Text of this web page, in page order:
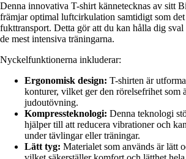
Denna innovativa T-shirt kännetecknas av sitt
främjar optimal luftcirkulation samtidigt som
fukttransport. Detta gör att du kan hålla dig
de mest intensiva träningarna.
Nyckelfunktionerna inkluderar:
Ergonomisk design: T-shirten är
konturer, vilket ger den rörelsefrihet som
judoutövning.
Kompressteknologi: Denna teknologi
hjälper till att reducera vibrationer och
under tävlingar eller träningar.
Lätt tyg: Materialet som används är lätt